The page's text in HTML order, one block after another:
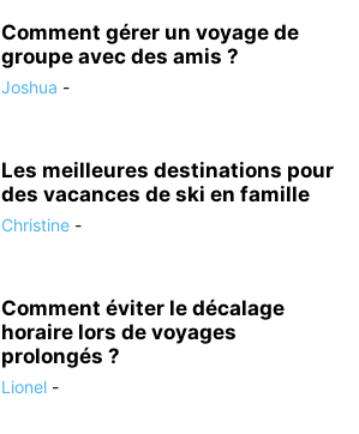
Comment gérer un voyage de
groupe avec des amis ?
Joshua -
Les meilleures destinations pour
des vacances de ski en famille
Christine -
Comment éviter le décalage
horaire lors de voyages
prolongés ?
Lionel -